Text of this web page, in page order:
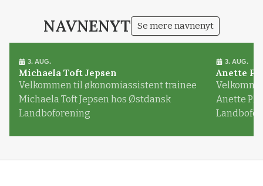
NAVNENYT Se mere navnenyt
3. AUG.
Michaela Toft Jepsen
Velkommen til økonomiassistent trainee
Michaela Toft Jepsen hos Østdansk
Landboforening
3. AUG.
Anette
Anette